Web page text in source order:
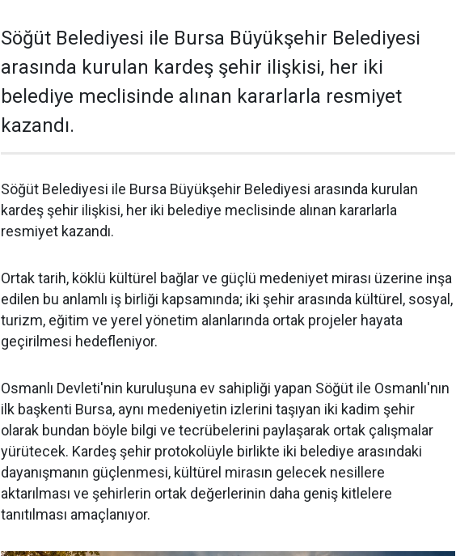
Söğüt Belediyesi ile Bursa Büyükşehir Belediyesi
arasında kurulan kardeş şehir ilişkisi, her iki
belediye meclisinde alınan kararlarla resmiyet
kazandı.
Söğüt Belediyesi ile Bursa Büyükşehir Belediyesi arasında kurulan
kardeş şehir ilişkisi, her iki belediye meclisinde alınan kararlarla
resmiyet kazandı.
Ortak tarih, köklü kültürel bağlar ve güçlü medeniyet mirası üzerine inşa
edilen bu anlamlı iş birliği kapsamında; iki şehir arasında kültürel, sosyal,
turizm, eğitim ve yerel yönetim alanlarında ortak projeler hayata
geçirilmesi hedefleniyor.
Osmanlı Devleti'nin kuruluşuna ev sahipliği yapan Söğüt ile Osmanlı'nın
ilk başkenti Bursa, aynı medeniyetin izlerini taşıyan iki kadim şehir
olarak bundan böyle bilgi ve tecrübelerini paylaşarak ortak çalışmalar
yürütecek. Kardeş şehir protokolüyle birlikte iki belediye arasındaki
dayanışmanın güçlenmesi, kültürel mirasın gelecek nesillere
aktarılması ve şehirlerin ortak değerlerinin daha geniş kitlelere
tanıtılması amaçlanıyor.